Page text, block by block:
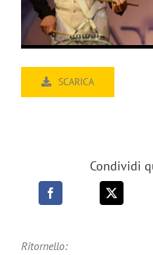
SCARICA
Condividi
Ritornello: